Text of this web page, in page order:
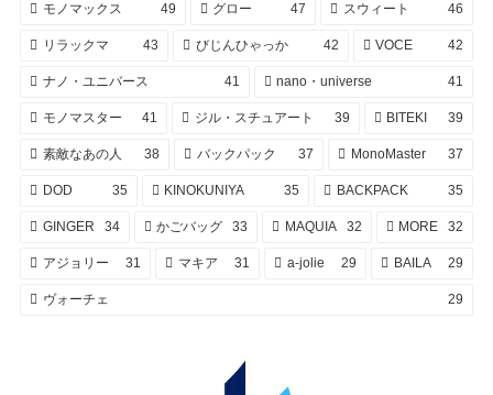
モノマックス 49 グロー 47 スウィート 46
リラックマ 43 びじんひゃっか 42 VOCE 42
ナノ・ユニバース 41 nano・universe 41
モノマスター 41 ジル・スチュアート 39 BITEKI 39
素敵なあの人 38 バックパック 37 MonoMaster 37
DOD 35 KINOKUNIYA 35 BACKPACK 35
GINGER 34 かごバッグ 33 MAQUIA 32 MORE 32
アジョリー 31 マキア 31 a-jolie 29 BAILA 29
ヴォーチェ 29